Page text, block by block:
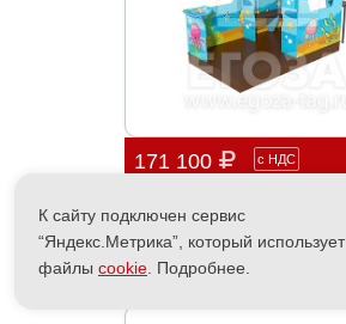
171 100 с НДС
Беседка «Лагуна» 1247
под заказ.
К сайту подключен сервис
“Яндекс.Метрика”, который использует
файлы cookie . Подробнее.